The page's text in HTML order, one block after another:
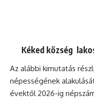
Kéked község
Az alábbi kimutatás
népességének
évektől 2026-ig